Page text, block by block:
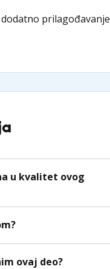
prilagođavanje
u kvalitet ovog
ovaj deo?